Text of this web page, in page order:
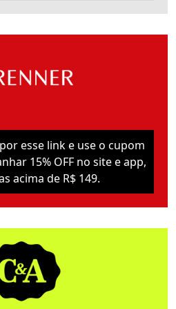
esse link e use o cupom
15% OFF no site e app,
acima de R$ 149.